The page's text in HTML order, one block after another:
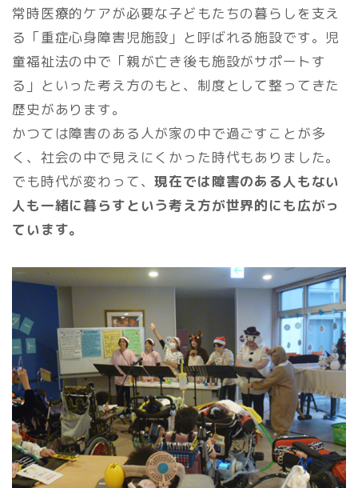
常時医療的ケアが必要な子どもたちの暮らしを支え
る「重症心身障害児施設」と呼ばれる施設です。児
童福祉法の中で「親が亡き後も施設がサポートす
る」といった考え方のもと、制度として整ってきた
歴史があります。
かつては障害のある人が家の中で過ごすことが多
く、社会の中で見えにくかった時代もありました。
でも時代が変わって、現在では障害のある人もない
人も一緒に暮らすという考え方が世界的にも広がっ
ています。